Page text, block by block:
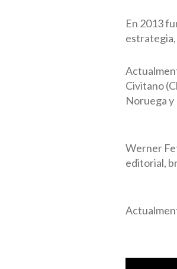
En 2013
Civitano
Noruega y
Werner
editorial,